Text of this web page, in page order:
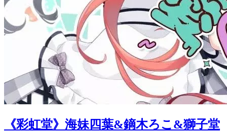
《彩虹堂》海妹四葉&鏑木ろこ&獅子堂